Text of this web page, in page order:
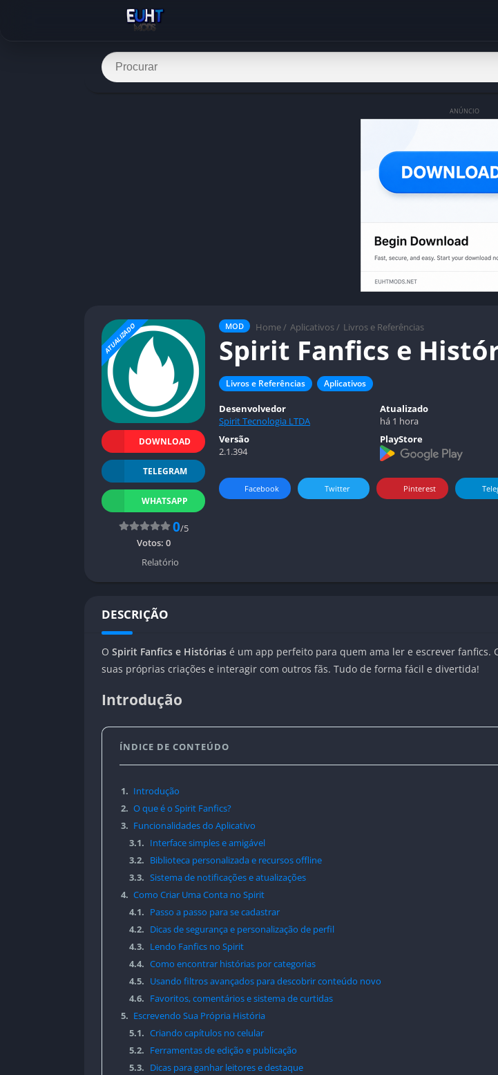
ANÚNCIO
MOD Home / Aplicativos / Livros e Referências
Spirit Fanfics e
Livros e Referências Aplicativos
ATUALIZADO
DOWNLOAD
TELEGRAM
WHATSAPP
0/5
Votos: 0
Relatório
Desenvolvedor
Spirit Tecnologia LTDA
Atualizado
há 1 hora
Versão
2.1.394
PlayStore
Facebook Twitter Pinterest
DESCRIÇÃO
O Spirit Fanfics e Histórias é um app perfeito para quem ama ler e escrever
suas próprias criações e interagir com outros fãs. Tudo de forma fácil e divertida!
Introdução
ÍNDICE DE CONTEÚDO
1. Introdução
2. O que é o Spirit Fanfics?
3. Funcionalidades do Aplicativo
3.1. Interface simples e amigável
3.2. Biblioteca personalizada e recursos offline
3.3. Sistema de notificações e atualizações
4. Como Criar Uma Conta no Spirit
4.1. Passo a passo para se cadastrar
4.2. Dicas de segurança e personalização de perfil
4.3. Lendo Fanfics no Spirit
4.4. Como encontrar histórias por categorias
4.5. Usando filtros avançados para descobrir conteúdo novo
4.6. Favoritos, comentários e sistema de curtidas
5. Escrevendo Sua Própria História
5.1. Criando capítulos no celular
5.2. Ferramentas de edição e publicação
5.3. Dicas para ganhar leitores e destaque